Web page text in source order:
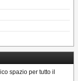
spazio per tutto il